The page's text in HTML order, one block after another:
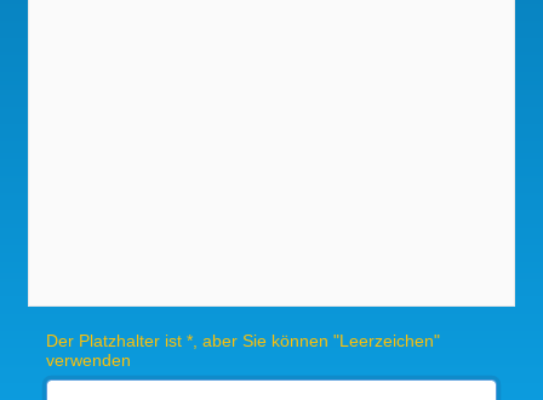
Der Platzhalter ist *, aber Sie können "Leerzeichen"
verwenden